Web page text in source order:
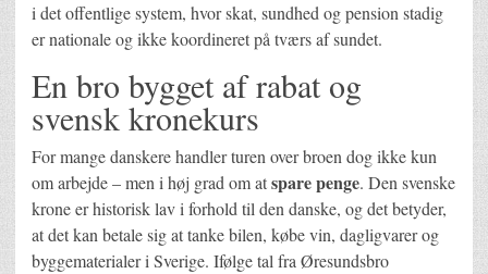
i det offentlige system, hvor skat, sundhed og pension stadig
er nationale og ikke koordineret på tværs af sundet.
En bro bygget af rabat og
svensk kronekurs
For mange danskere handler turen over broen dog ikke kun
om arbejde – men i høj grad om atspare penge. Den svenske
krone er historisk lav i forhold til den danske, og det betyder,
at det kan betale sig at tanke bilen, købe vin, dagligvarer og
byggematerialer i Sverige. Ifølge tal fra Øresundsbro